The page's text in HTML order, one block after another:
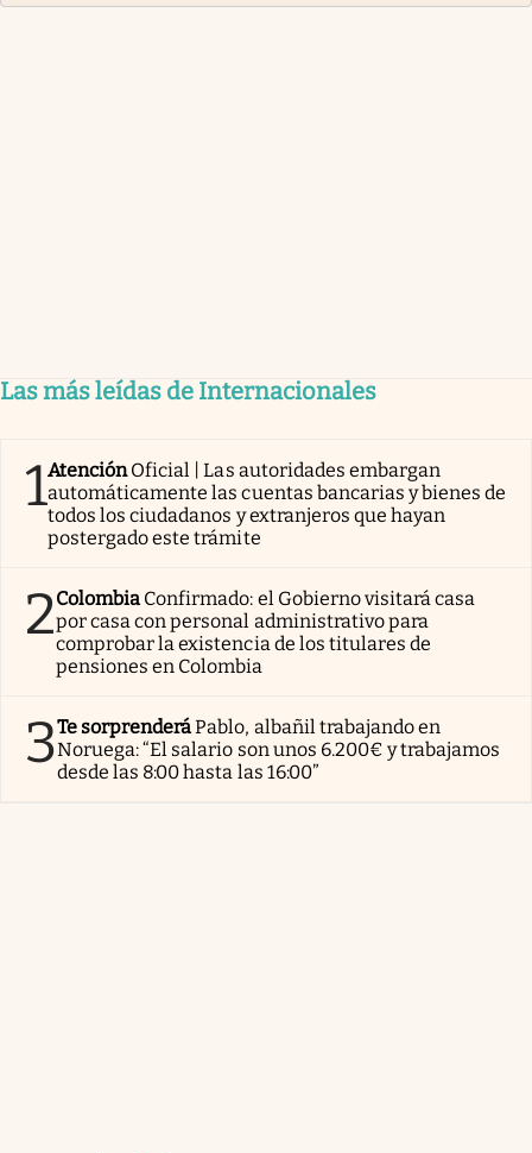
Las más leídas de Internacionales
1AtenciónOficial | Las autoridades embargan
automáticamente las cuentas bancarias y bienes de
todos los ciudadanos y extranjeros que hayan
postergado este trámite
2Colombia Confirmado: el Gobierno visitará casa
por casa con personal administrativo para
comprobar la existencia de los titulares de
pensiones en Colombia
3Te sorprenderáPablo, albañil trabajando en
Noruega: “El salario son unos 6.200€ y trabajamos
desde las 8:00 hasta las 16:00”